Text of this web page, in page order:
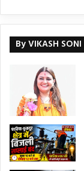
By VIKASH SONI